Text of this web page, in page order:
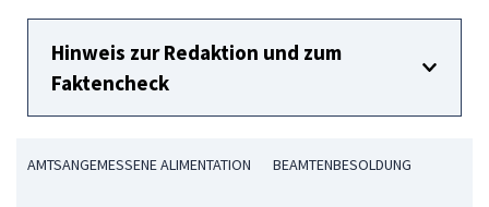
Hinweis zur Redaktion und zum
Faktencheck
AMTSANGEMESSENE ALIMENTATION BEAMTENBESOLDUNG